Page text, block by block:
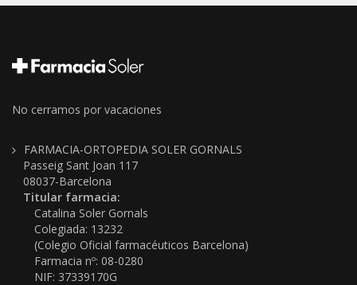
No cerramos por vacaciones
FARMACIA-ORTOPEDIA SOLER GORNALS
Passeig Sant Joan 117
08037-Barcelona
Titular farmacia:
Catalina Soler Gornals
Colegiada: 13232
(Colegio Oficial farmacéuticos Barcelona)
Farmacia nº: 08-0280
NIF: 37339170G